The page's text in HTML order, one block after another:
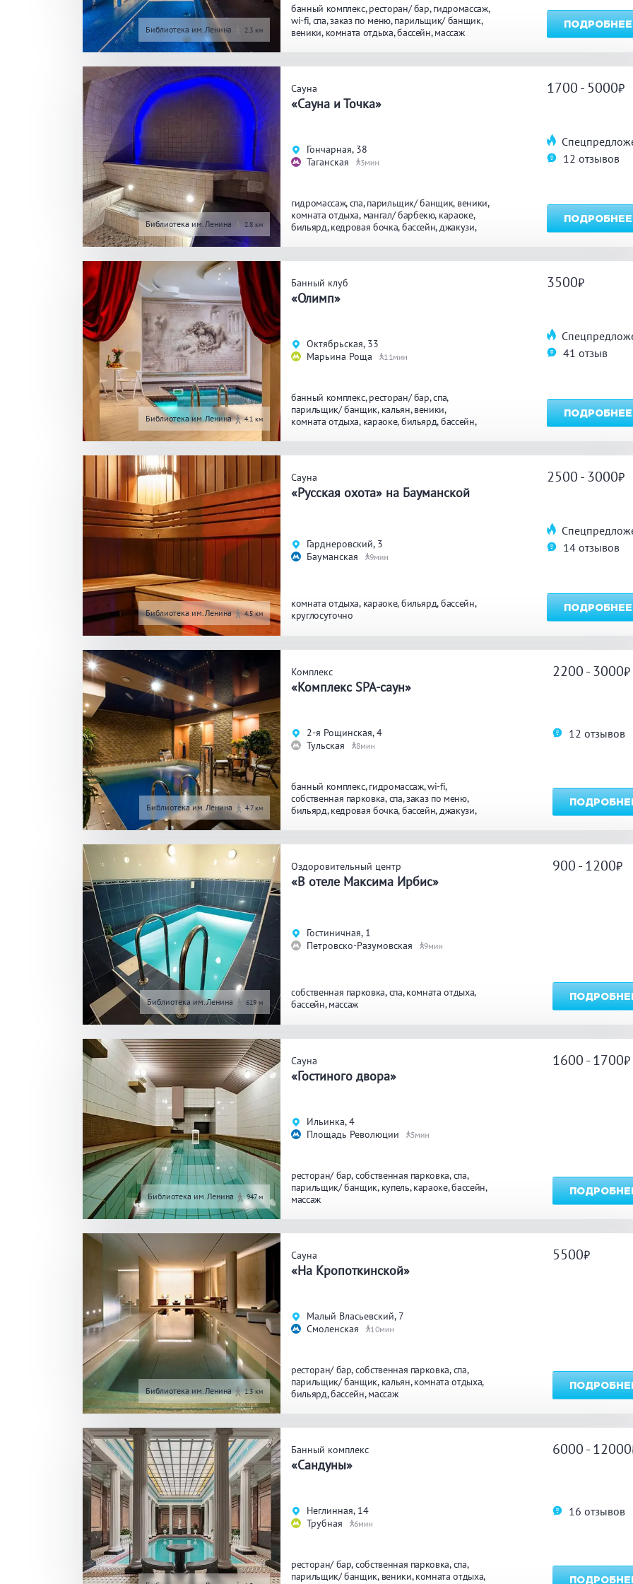
Библиотека им.Ленина 2.3 км
банный комплекс ресторан/ бар гидромассаж
wi-fi спа заказ по меню парильщик/ банщик
веники комната отдыха бассейн массаж
ПОДРОБНЕЕ
Библиотека им.Ленина 2.8 км
Сауна
«Сауна и Точка»
Гончарная, 38
Таганская
3
гидромассаж спа парильщик/ банщик веники
комната отдыха мангал/ барбекю караоке
бильярд кедровая бочка бассейн джакузи
1700 - 5000
12 отзывов
ПОДРОБНЕЕ
Библиотека им.Ленина 4.1 км
Банный клуб
«Олимп»
Октябрьская, 33
Марьина Роща
11
банный комплекс ресторан/ бар спа
парильщик/ банщик кальян веники
комната отдыха караоке бильярд бассейн
3500
41 отзыв
ПОДРОБНЕЕ
Библиотека им.Ленина 4.5 км
Сауна
«Русская охота» на Бауманской
Гарднеровский, 3
Бауманская
9
комната отдыха караоке бильярд бассейн
круглосуточно
2500 - 3000
14 отзывов
ПОДРОБНЕЕ
Библиотека им.Ленина 4.7 км
Комплекс
«Комплекс SPA-саун»
2-я Рощинская, 4
Тульская
8
банный комплекс гидромассаж wi-fi
собственная парковка спа заказ по меню
бильярд кедровая бочка бассейн джакузи
2200 - 3000
12 отзывов
Библиотека им.Ленина 619 м
Оздоровительный центр
«В отеле Максима Ирбис»
Гостиничная, 1
Петровско-Разумовская
9
собственная парковка спа комната отдыха
бассейн массаж
900 - 1200
Библиотека им.Ленина 947 м
Сауна
«Гостиного двора»
Ильинка, 4
Площадь Революции
5
ресторан/ бар собственная парковка спа
парильщик/ банщик купель караоке бассейн
массаж
1600 - 1700
Библиотека им.Ленина 1.3 км
Сауна
«На Кропоткинской»
Малый Власьевский, 7
Смоленская
10
ресторан/ бар собственная парковка спа
парильщик/ банщик кальян комната отдыха
бильярд бассейн массаж
5500
Банный комплекс
«Сандуны»
Неглинная, 14
Трубная
6
ресторан/ бар собственная парковка спа
парильщик/ банщик веники комната отдыха
6000 - 12000
16 отзывов